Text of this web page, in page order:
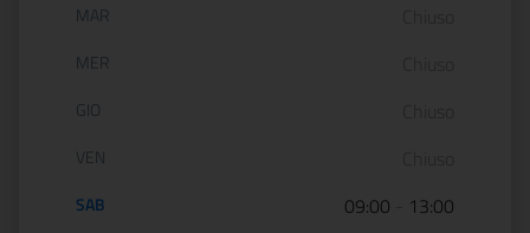
MAR
MER
GIO
VEN
SAB 09:00 13:00